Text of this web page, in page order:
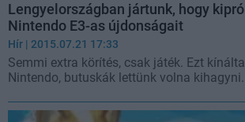
Lengyelországban jártunk, hogy
Nintendo E3-as újdonságait
Hír | 2015.07.21 17:33
Semmi extra körítés, csak játék. Ezt
Nintendo, butuskák lettünk volna kihagyni.